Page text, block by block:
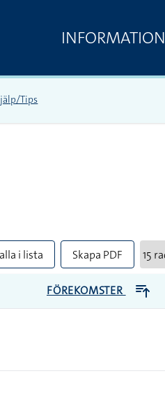
INFORMATION
Tips
i lista Skapa PDF
FÖREKOMSTER